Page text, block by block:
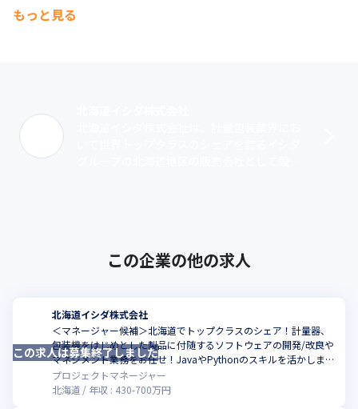
もっと見る
この企業の他の求人
北海道イシダ株式会社
＜マネージャー候補＞北海道でトップクラスのシェア！計量器、
包装機をはじめとした製品に付随するソフトウェアの開発/改良や
マネジメント業務をお任せ！JavaやPythonのスキルを活かしませ
んか
プロジェクトマネージャー
北海道
年収 : 430-700万円
この求人は募集終了しました